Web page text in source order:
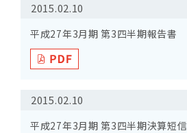
2015.02.10
平成27年3月期 第3四半期報告書
2015.02.10
平成27年3月期 第3四半期決算短信